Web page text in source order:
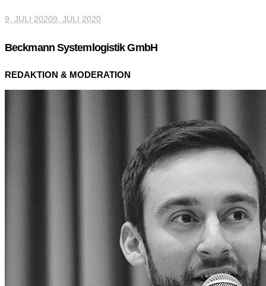
9. JULI 20209. JULI 2020
Beckmann Systemlogistik GmbH
REDAKTION & MODERATION